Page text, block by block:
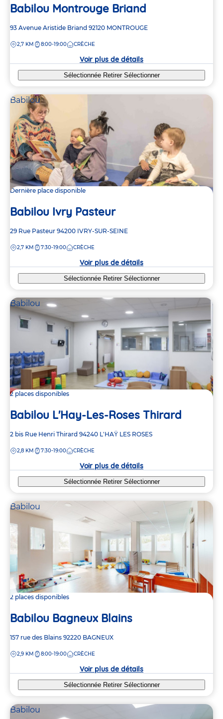
Babilou Montrouge Briand
Adresse
la
93 Avenue Aristide Briand 92120 MONTROUGE
DISTANCE
2,7 KM 8:00-19:00 CRÈCHE
Voir plus de détails
Sélectionnée Retirer Sélectionner
Babilou
Dernière place disponible
Babilou Ivry Pasteur
Adresse
la
29 Rue Pasteur 94200 IVRY-SUR-SEINE
DISTANCE
2,7 KM 7:30-19:00 CRÈCHE
Voir plus de détails
Sélectionnée Retirer Sélectionner
Babilou
2 places disponibles
Babilou L'Hay-Les-Roses Thirard
Adresse
la
2 bis Rue Henri Thirard 94240 L'HAŸ LES ROSES
DISTANCE
2,8 KM 7:30-19:00 CRÈCHE
Voir plus de détails
Sélectionnée Retirer Sélectionner
Babilou
2 places disponibles
Babilou Bagneux Blains
Adresse
la
157 rue des Blains 92220 BAGNEUX
DISTANCE
2,9 KM 8:00-19:00 CRÈCHE
Voir plus de détails
Sélectionnée Retirer Sélectionner
Babilou